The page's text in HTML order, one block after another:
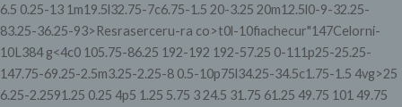
6.5 0.25-13 1m19.5l32.75-7c6.75-1.5 20-3.25 20m12.5l0-9-32.25-
83.25-36.25-93>Resraserceru-ra co>t0l-10fiachecur"147Celorni-
10L384 g<4c0 105.75-86.25 192-192 192-57.25 0-111p25-25.25-
147.75-69.25-2.5m3.25-2.25-8 0.5-10p75l34.25-34.5c1.75-1.5 4vg>25
6.25-2.2591.25 0.25 4p5 1.25 5.75 3 24.5 31.75 61.25 49.75 101 49.75